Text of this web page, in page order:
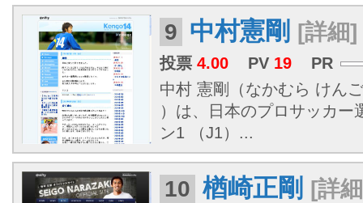
9 中村憲剛 [詳細]
投票 4.00 PV 19
PR
中村 憲剛（なかむら けん
）は、日本のプロサッカー
ン1 （J1）...
10 楢崎正剛 [詳